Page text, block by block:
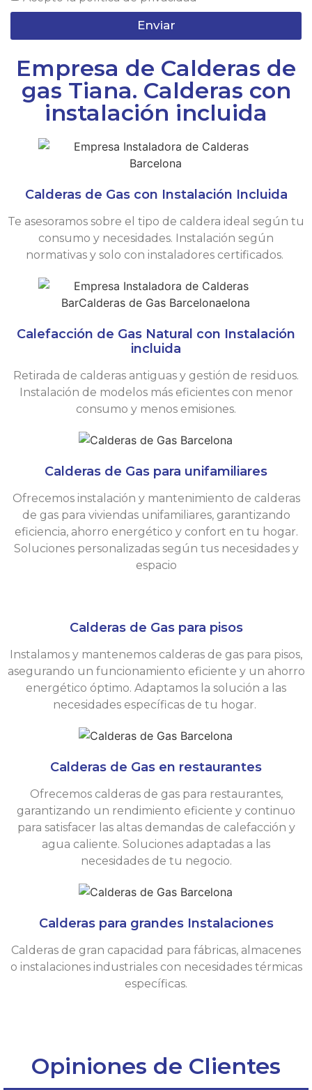
Enviar
Empresa de Calderas de
gas Tiana. Calderas con
instalación incluida
Calderas de Gas con Instalación Incluida
Te asesoramos sobre el tipo de caldera ideal según tu
consumo y necesidades. Instalación según
normativas y solo con instaladores certificados.
Calefacción de Gas Natural con Instalación
incluida
Retirada de calderas antiguas y gestión de residuos.
Instalación de modelos más eficientes con menor
consumo y menos emisiones.
Calderas de Gas para unifamiliares
Ofrecemos instalación y mantenimiento de calderas
de gas para viviendas unifamiliares, garantizando
eficiencia, ahorro energético y confort en tu hogar.
Soluciones personalizadas según tus necesidades y
espacio
Calderas de Gas para pisos
Instalamos y mantenemos calderas de gas para pisos,
asegurando un funcionamiento eficiente y un ahorro
energético óptimo. Adaptamos la solución a las
necesidades específicas de tu hogar.
Calderas de Gas en restaurantes
Ofrecemos calderas de gas para restaurantes,
garantizando un rendimiento eficiente y continuo
para satisfacer las altas demandas de calefacción y
agua caliente. Soluciones adaptadas a las
necesidades de tu negocio.
Calderas para grandes Instalaciones
Calderas de gran capacidad para fábricas, almacenes
o instalaciones industriales con necesidades térmicas
específicas.
Opiniones de Clientes